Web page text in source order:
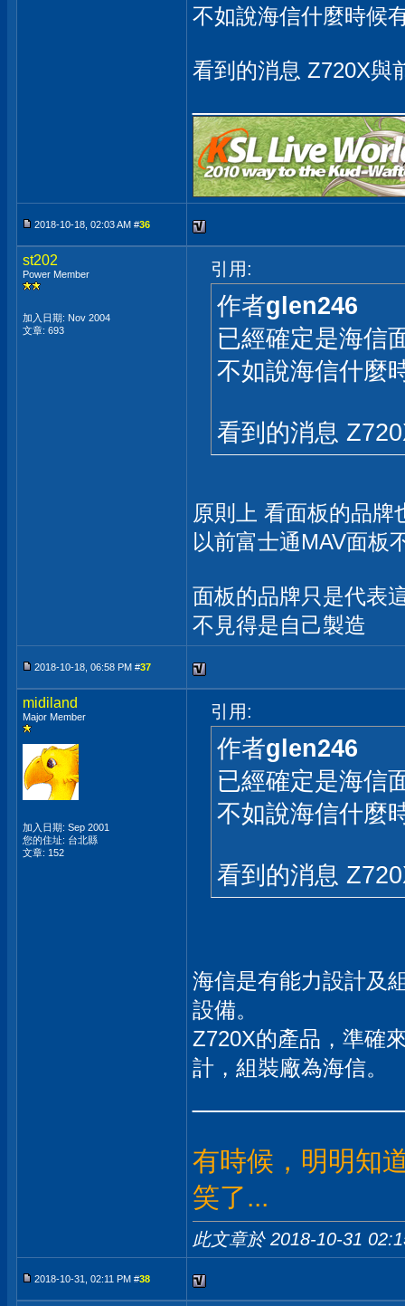
不如說海信什麼時候
看到的消息 Z720X與
2018-10-18, 02:03 AM #36
st202
Power Member
加入日期: Nov 2004
文章: 693
引用:
作者glen246
已經確定是海信
不如說海信什麼
看到的消息
原則上 看面板的品牌
以前富士通MAV面板
面板的品牌只是代表
不見得是自己製造
2018-10-18, 06:58 PM #37
midiland
Major Member
加入日期: Sep 2001
您的住址: 台北縣
文章: 152
引用:
作者glen246
已經確定是海信
不如說海信什麼
看到的消息
海信是有能力設計及
設備。
Z720X的產品，準確
計，組裝廠為海信。
有時候，明明知
笑了...
此文章於 2018-10-31
2018-10-31, 02:11 PM #38